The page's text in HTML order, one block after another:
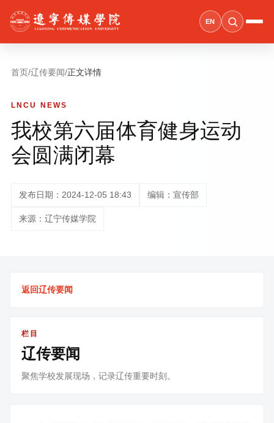
EN
首页/辽传要闻/正文详情
LNCU NEWS
我校第六届体育健身运动
会圆满闭幕
发布日期：2024-12-05 18:43 编辑：宣传部
来源：辽宁传媒学院
返回辽传要闻
栏目
辽传要闻
聚焦学校发展现场，记录辽传重要时刻。